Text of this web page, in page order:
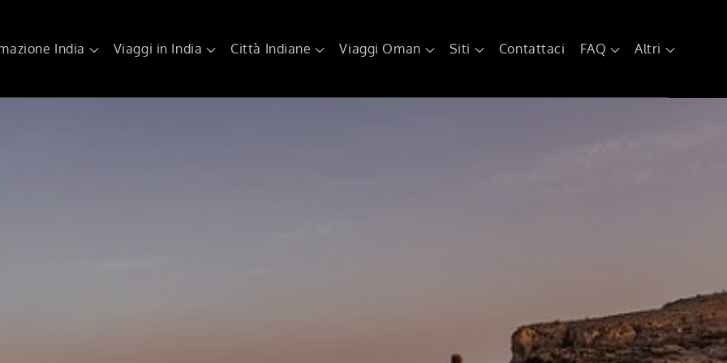
in India, agenzia di viaggi in India
India Viaggi in India Città Indiane Viaggi Oman Siti Contattaci FAQ Altri